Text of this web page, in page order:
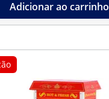
Adicionar ao carrinho